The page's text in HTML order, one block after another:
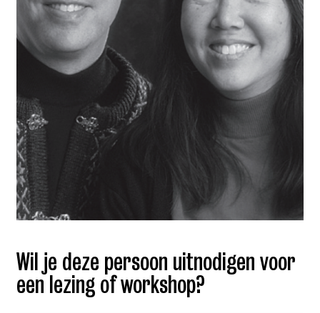
Wil je deze persoon uitnodigen voor
een lezing of workshop?